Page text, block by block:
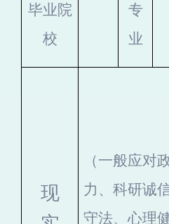
毕业院
校
专
业
现
（一般应对
力、科研诚
守法、心理